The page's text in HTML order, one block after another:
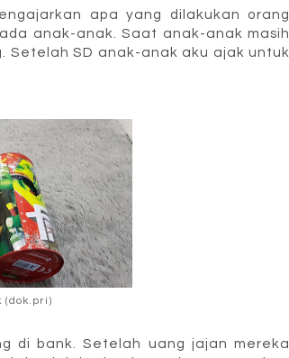
apa yang dilakukan orang
anak-anak. Saat anak-anak masih
Setelah SD anak-anak aku ajak untuk
(dok.pri)
di bank. Setelah uang jajan mereka